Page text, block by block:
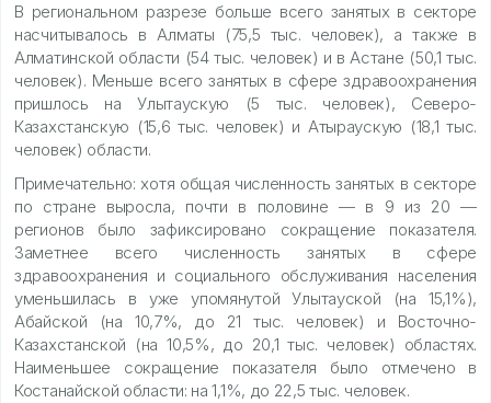
В региональном разрезе больше всего занятых в секторе
насчитывалось в Алматы (75,5 тыс. человек), а также в
Алматинской области (54 тыс. человек) и в Астане (50,1 тыс.
человек). Меньше всего занятых в сфере здравоохранения
пришлось на Улытаускую (5 тыс. человек), Северо-
Казахстанскую (15,6 тыс. человек) и Атыраускую (18,1 тыс.
человек) области.
Примечательно: хотя общая численность занятых в секторе
по стране выросла, почти в половине — в 9 из 20 —
регионов было зафиксировано сокращение показателя.
Заметнее всего численность занятых в сфере
здравоохранения и социального обслуживания населения
уменьшилась в уже упомянутой Улытауской (на 15,1%),
Абайской (на 10,7%, до 21 тыс. человек) и Восточно-
Казахстанской (на 10,5%, до 20,1 тыс. человек) областях.
Наименьшее сокращение показателя было отмечено в
Костанайской области: на 1,1%, до 22,5 тыс. человек.